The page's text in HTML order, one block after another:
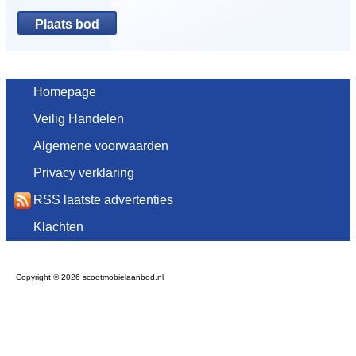
Homepage
Veilig Handelen
Algemene voorwaarden
Privacy verklaring
RSS laatste advertenties
Klachten
Copyright © 2026 scootmobielaanbod.nl